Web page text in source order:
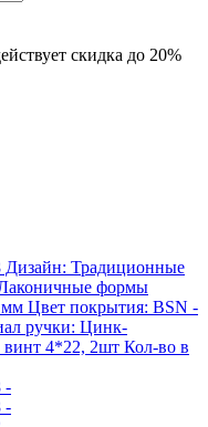
скидка до 20%